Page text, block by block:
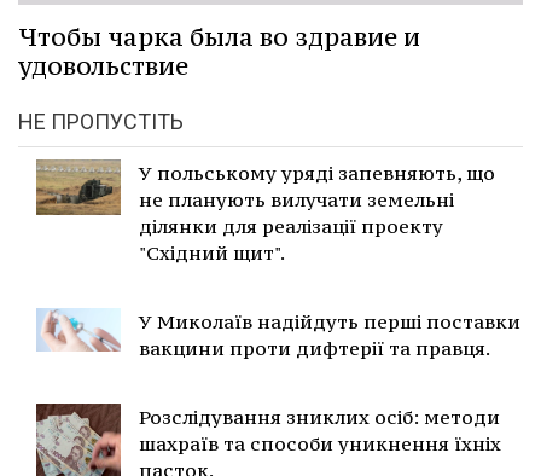
Чтобы чарка была во здравие и
удовольствие
НЕ ПРОПУСТІТЬ
У польському уряді запевняють, що
не планують вилучати земельні
ділянки для реалізації проекту
"Східний щит".
У Миколаїв надійдуть перші поставки
вакцини проти дифтерії та правця.
Розслідування зниклих осіб: методи
шахраїв та способи уникнення їхніх
пасток.